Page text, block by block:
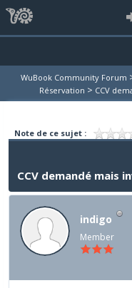
WuBook Community Forum
Réservation > CCV
Note de ce sujet :
CCV demandé mais
indigo
Member